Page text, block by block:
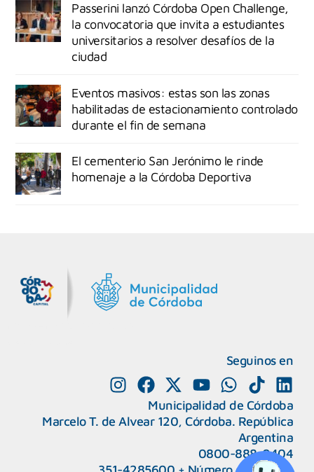
Passerini lanzó Córdoba Open Challenge,
la convocatoria que invita a estudiantes
universitarios a resolver desafíos de la
ciudad
Eventos masivos: estas son las zonas
habilitadas de estacionamiento controlado
durante el fin de semana
El cementerio San Jerónimo le rinde
homenaje a la Córdoba Deportiva
Seguinos en
Municipalidad de Córdoba
Marcelo T. de Alvear 120, Córdoba. República
Argentina
0800-888-0404